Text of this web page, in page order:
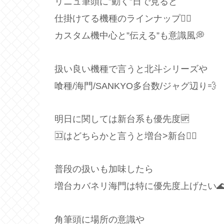
仕掛けてる機種のラインナップ🙆‍♂️
カスタム機中心と”伝える”も意識風💭
扱い良い機種で言うと北斗シリーズや
喰種/海門/SANKYO多台数/ジャグ辺り💨
明日に関しては新台系も優先度🆙
🈁はどちらかと言うと増台>新台🙋‍♂️
普段の扱いも加味したら
増台カバネリ海門は特に優先度上げたい
角筆頭に場所の意識や